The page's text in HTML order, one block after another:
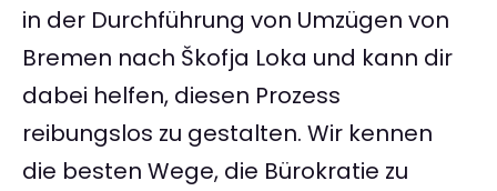
in der Durchführung von Umzügen von
Bremen nach Škofja Loka und kann dir
dabei helfen, diesen Prozess
reibungslos zu gestalten. Wir kennen
die besten Wege, die Bürokratie zu